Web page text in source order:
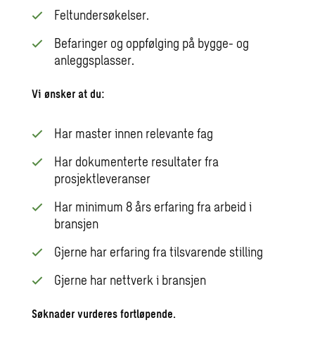
Feltundersøkelser.
Befaringer og oppfølging på bygge- og
anleggsplasser.
Vi ønsker at du:
Har master innen relevante fag
Har dokumenterte resultater fra
prosjektleveranser
Har minimum 8 års erfaring fra arbeid i
bransjen
Gjerne har erfaring fra tilsvarende stilling
Gjerne har nettverk i bransjen
Søknader vurderes fortløpende.